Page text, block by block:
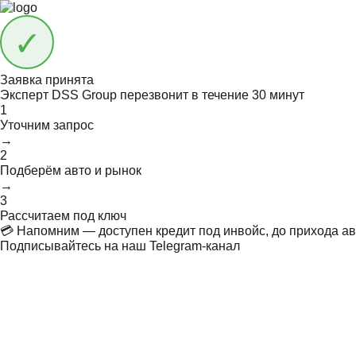
Заявка принята
Эксперт DSS Group перезвонит в течение 30 минут
1
Уточним запрос
→
2
Подберём авто и рынок
→
3
Рассчитаем под ключ
💳 Напомним — доступен кредит под инвойс, до прихода
Подписывайтесь на наш Telegram-канал